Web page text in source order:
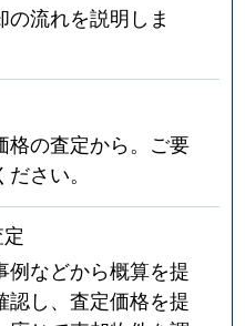
流れを説明しま
格の査定から。ご要
さい。
例などから概算を提
認し、査定価格を提